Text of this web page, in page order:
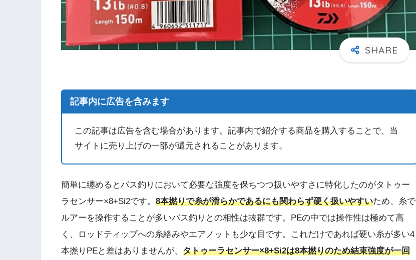
記事内に広告を含みます
この記事は広告を含む場合があります。記事内で紹介する商品を購入することで、当
サイトに売り上げの一部が還元されることがあります。
簡単に纏めるとバス釣りにおいて必要な強度を保ちつつ扱いやすさに特化したのがタトゥー
ラセンサー×8+Si2です。 8本撚りで糸が滑らかであるにも関わらず硬く扱いやすいため、糸で
ルアーを操作することが多いバス釣りとの相性は抜群です。PEの中では操作性は極めて高
く、ロッドティップへの糸絡みやエアノットも少な目です。これだけであれば硬い糸が多い4
本撚りPEと差はありませんが、 タトゥーラセンサー×8+Si2は8本撚りのため結束強度が一回